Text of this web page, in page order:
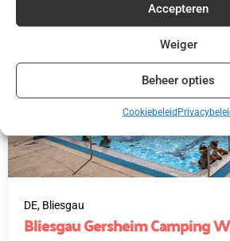
Accepteren
Weiger
Beheer opties
Cookiebeleid
DE, Bliesgau
Bliesgau Gersheim Camping